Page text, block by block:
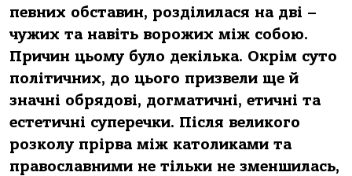
певних обставин, розділилася на дві –
чужих та навіть ворожих між собою.
Причин цьому було декілька. Окрім суто
політичних, до цього призвели ще й
значні обрядові, догматичні, етичні та
естетичні суперечки. Після великого
розколу прірва між католиками та
православними не тільки не зменшилась,